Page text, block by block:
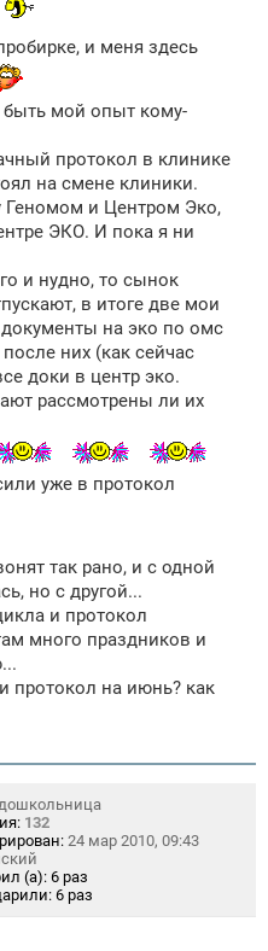
и меня здесь
мой опыт кому-
протокол в клинике
на смене клиники.
и Центром Эко,
ЭКО. И пока я ни
и нудно, то сынок
в итоге две мои
на эко по омс
них (как сейчас
доки в центр эко.
рассмотрены ли их
уже в протокол
так рано, и с одной
но с другой...
и протокол
много праздников и
протокол на июнь? как
132
24 мар 2010, 09:43
(а): 6 раз
6 раз